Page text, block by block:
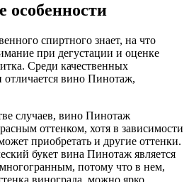
особенности
спиртного знает, на что
при дегустации и оценке
Среди качественных
отличается вино Пинотаж,
случаев, вино Пинотаж
оттенком, хотя в зависимости
приобретать и другие оттенки.
букет вина Пинотаж является
потому что в нем,
винограда, можно ярко